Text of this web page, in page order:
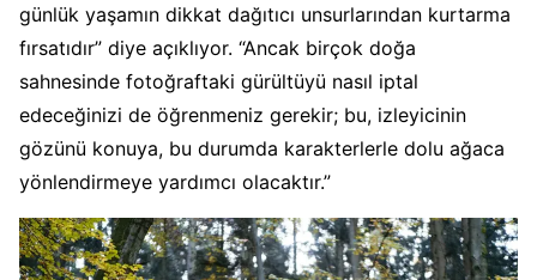
günlük yaşamın dikkat dağıtıcı unsurlarından kurtarma
fırsatıdır” diye açıklıyor. “Ancak birçok doğa
sahnesinde fotoğraftaki gürültüyü nasıl iptal
edeceğinizi de öğrenmeniz gerekir; bu, izleyicinin
gözünü konuya, bu durumda karakterlerle dolu ağaca
yönlendirmeye yardımcı olacaktır.”